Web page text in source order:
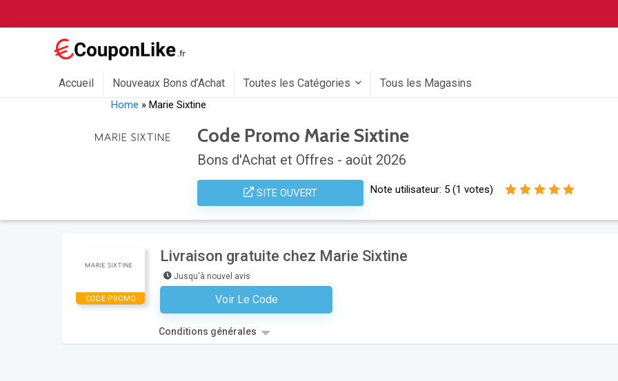
Accueil Nouveaux Bons d’Achat Toutes les Catégories Tous les Magasins
Home »Marie Sixtine
Code Promo Marie Sixtine
Bons d'Achat et Offres - août 2026
SITE OUVERT Note utilisateur: 5 (1 votes)
CODE PROMO
Livraison gratuite chez Marie Sixtine
Jusqu'à nouvel avis
Voir Le Code
Aucun Code N'est Nécessaire
Conditions générales